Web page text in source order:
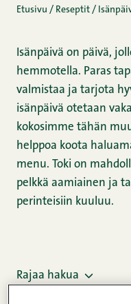
Etusivu / Reseptit /
Isänpäivä on päivä,
hemmotella. Paras
valmistaa ja tarjota
isänpäivä otetaan
kokosimme tähän
helppoa koota
menu. Toki on
pelkkä aamiainen ja
perinteisiin kuuluu.
Rajaa hakua